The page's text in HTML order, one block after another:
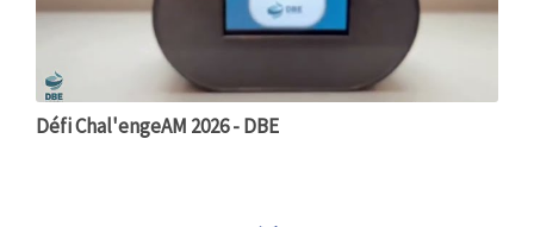
Défi Chal'engeAM 2026 - DBE